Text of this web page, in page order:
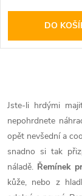
DO
v
l
á
d
Jste-li hrdými
nepohrdnete
opět nevšední a
snadno si tak
náladě. Řemínek
kůže, nebo z